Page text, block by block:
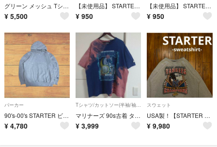
グリーン メッシュ Tシャツ 番号4Starter M NFL 古着
¥ 5,500
【未使用品】 STARTER AUTHENTIC ホワイト Tシャツ
¥ 950
【未使用品】 STARTER Tシャツ 黒
¥ 950
パーカー
90's-00's STARTER ビンテージ プルオーバーパーカー Mサイズ
¥ 4,780
Tシャツ/カットソー(半袖/袖なし)
マリナーズ 90s古着 タイダイTシャツ MLB メジャーリーグ
¥ 3,999
スウェット
USA製！【STARTER スターター】 NY Yankees XLスウェット
¥ 9,980